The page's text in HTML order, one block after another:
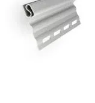
избранное сравнить